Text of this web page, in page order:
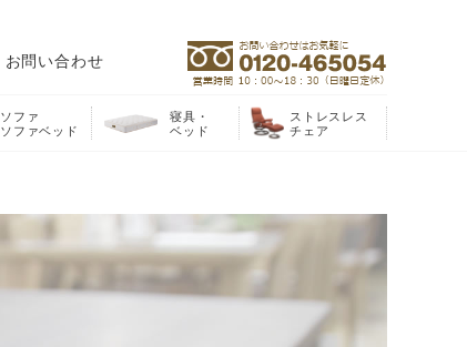
お問い合わせ
ソファ
ソファベッド
寝具・
ベッド
ストレスレス
チェア